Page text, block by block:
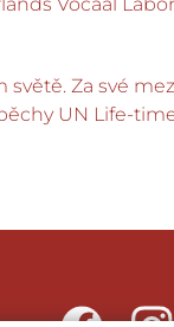
světě. Za své
UN Life-